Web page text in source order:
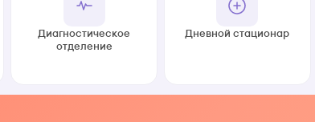
Диагностическое
отделение
Дневной стационар